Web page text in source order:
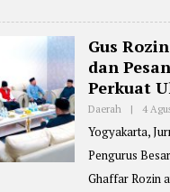
Gus
dan
Perkuat
Daerah | 4
Yogyakarta,
Pengurus
Ghaffar Rozin